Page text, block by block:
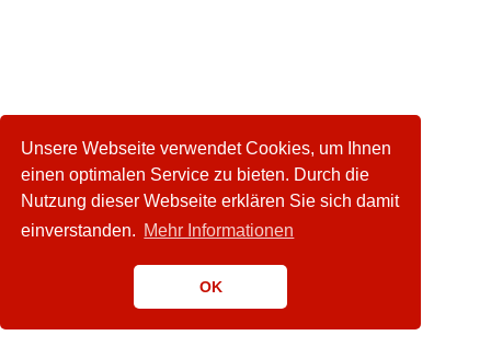
Unsere Webseite verwendet Cookies, um Ihnen
einen optimalen Service zu bieten. Durch die
Nutzung dieser Webseite erklären Sie sich damit
einverstanden. Mehr Informationen
OK